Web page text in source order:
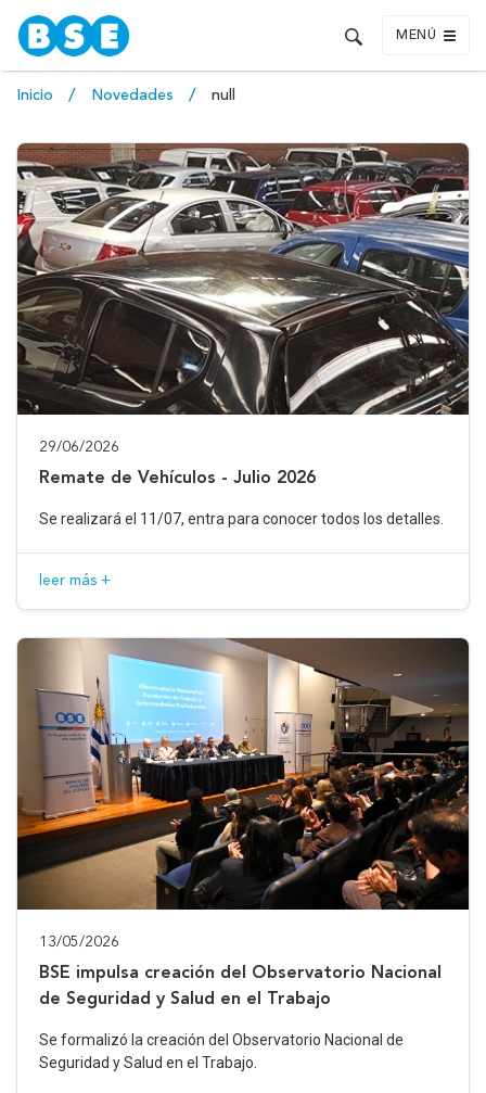
MENÚ
Inicio Novedades null
29/06/2026
Remate de Vehículos - Julio 2026
Se realizará el 11/07, entra para conocer todos los detalles.
leer más +
13/05/2026
BSE impulsa creación del Observatorio Nacional
de Seguridad y Salud en el Trabajo
Se formalizó la creación del Observatorio Nacional de
Seguridad y Salud en el Trabajo.